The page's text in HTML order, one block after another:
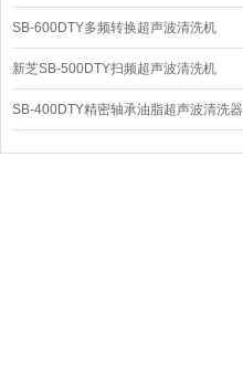
SB-600DTY多频转换超声波清洗机
新芝SB-500DTY扫频超声波清洗机
SB-400DTY精密轴承油脂超声波清洗器